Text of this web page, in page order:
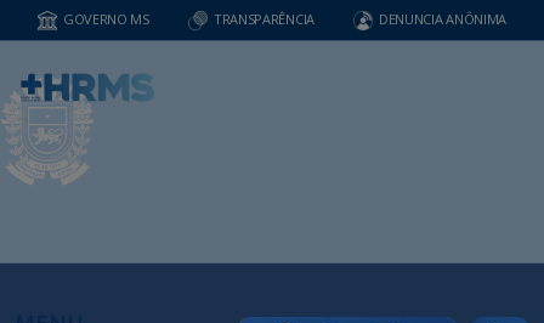
GOVERNO MS TRANSPARÊNCIA DENUNCIA ANÔNIMA